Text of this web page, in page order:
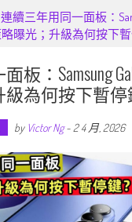
連續三年用同一面板：
略曝光；升級為何按下
：Samsung
為何按下暫停
by Victor Ng- 2 4 月, 2026